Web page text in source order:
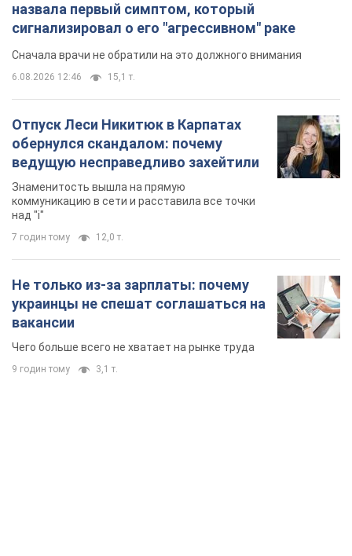
назвала первый симптом, который
сигнализировал о его "агрессивном" раке
Сначала врачи не обратили на это должного внимания
6.08.2026 12:46 15,1 т.
Отпуск Леси Никитюк в Карпатах
обернулся скандалом: почему
ведущую несправедливо захейтили
Знаменитость вышла на прямую
коммуникацию в сети и расставила все точки
над "i"
7 годин тому 12,0 т.
Не только из-за зарплаты: почему
украинцы не спешат соглашаться на
вакансии
Чего больше всего не хватает на рынке труда
9 годин тому 3,1 т.